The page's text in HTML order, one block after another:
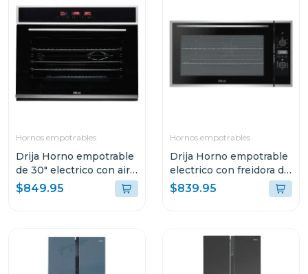
Hornos empotrables
Drija Horno empotrable
de 30" electrico con air
fry pacific 76
$849.95
Hornos empotrables
Drija Horno empotrable
electrico con freidora de
aire de 105l america90
$839.95